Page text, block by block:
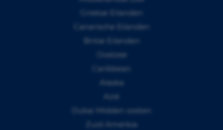
Griekse Eilanden
Canarische Eilanden
Britse Eilanden
Oostzee
Caribbean
Alaska
Azië
Dubai Midden oosten
Zuid-Amerkia